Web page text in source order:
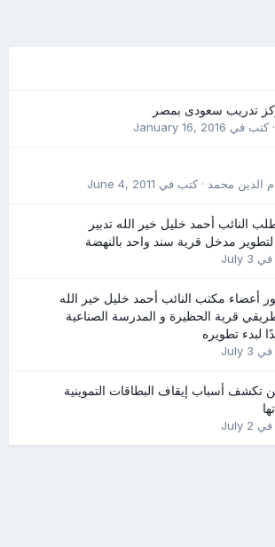
تدريب سعودى بمصر
كتب في January 16, 2016
الدين محمد· كتب في June 4, 2011
النائب أحمد خليل خير الله تدبير
لتطوير مدخل قرية سند واحد بالنهضة
July 3
أعضاء مكتب النائب أحمد خليل خير الله
قرية الحظيرة و المدرسة الصناعية
لبدء تطويره
July 3
تكشف أسباب إيقاف البطاقات التموينية
July 2